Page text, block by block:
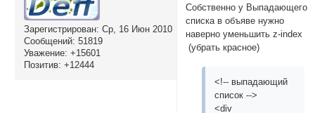
Зарегистрирован: Ср, 16 Июн 2010
Сообщений: 51819
Уважение: +15601
Позитив: +12444
Собственно у Выпадающего
списка в объяве нужно
наверно уменьшить z-index
(убрать красное)
<!-- выпадающий
список -->
<div